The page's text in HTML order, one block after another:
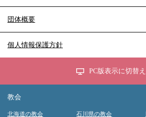
団体概要
個人情報保護方針
PC版表示に切替え
教会
北海道の教会 石川県の教会